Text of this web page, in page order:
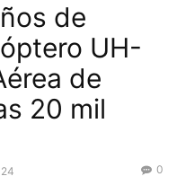
de
UH-
de
20 mil
0